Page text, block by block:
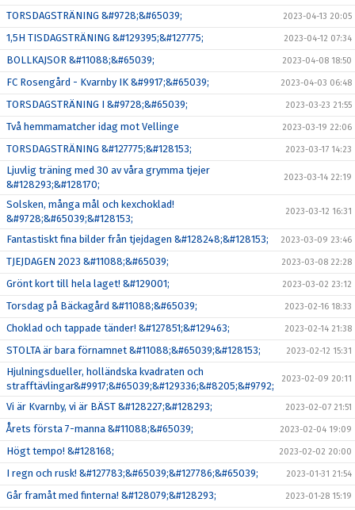
TORSDAGSTRÄNING &#9728;&#65039; 2023-04-13 20:05
1,5H TISDAGSTRÄNING &#129395;&#127775; 2023-04-12 07:34
BOLLKAJSOR &#11088;&#65039; 2023-04-08 18:50
FC Rosengård - Kvarnby IK &#9917;&#65039; 2023-04-03 06:48
TORSDAGSTRÄNING I &#9728;&#65039; 2023-03-23 21:55
Två hemmamatcher idag mot Vellinge 2023-03-19 22:06
TORSDAGSTRÄNING &#127775;&#128153; 2023-03-17 14:23
Ljuvlig träning med 30 av våra grymma tjejer
&#128293;&#128170;
2023-03-14 22:19
Solsken, många mål och kexchoklad!
&#9728;&#65039;&#128153;
2023-03-12 16:31
Fantastiskt fina bilder från tjejdagen &#128248;&#128153; 2023-03-09 23:46
TJEJDAGEN 2023 &#11088;&#65039; 2023-03-08 22:28
Grönt kort till hela laget! &#129001; 2023-03-02 23:12
Torsdag på Bäckagård &#11088;&#65039; 2023-02-16 18:33
Choklad och tappade tänder! &#127851;&#129463; 2023-02-14 21:38
STOLTA är bara förnamnet &#11088;&#65039;&#128153; 2023-02-12 15:31
Hjulningsdueller, holländska kvadraten och
strafftävlingar&#9917;&#65039;&#129336;&#8205;&#9792;
2023-02-09 20:11
Vi är Kvarnby, vi är BÄST &#128227;&#128293; 2023-02-07 21:51
Årets första 7-manna &#11088;&#65039; 2023-02-04 19:09
Högt tempo! &#128168; 2023-02-02 20:00
I regn och rusk! &#127783;&#65039;&#127786;&#65039; 2023-01-31 21:54
Går framåt med finterna! &#128079;&#128293; 2023-01-28 15:19